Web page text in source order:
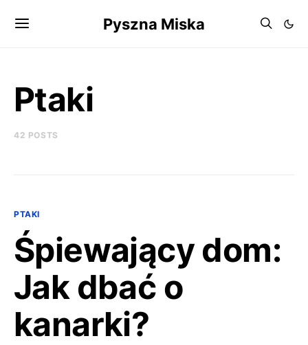
Pyszna Miska
Ptaki
42 POSTS
PTAKI
Śpiewający dom:
Jak dbać o
kanarki?